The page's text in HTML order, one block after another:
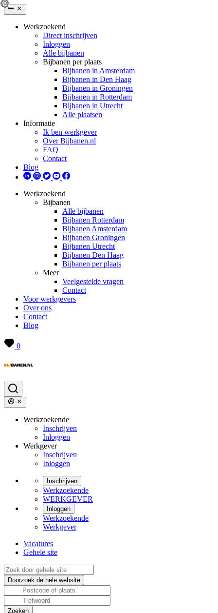
Werkzoekend
Direct inschrijven
Inloggen
Alle bijbanen
Bijbanen per plaats
Bijbanen in Amsterdam
Bijbanen in Den Haag
Bijbanen in Groningen
Bijbanen in Rotterdam
Bijbanen in Utrecht
Alle plaatsen
Informatie
Ik ben werkgever
Over Bijbanen.nl
FAQ
Contact
Blog
Werkzoekend
Bijbanen
Alle bijbanen
Bijbanen Rotterdam
Bijbanen Amsterdam
Bijbanen Groningen
Bijbanen Utrecht
Bijbanen Den Haag
Bijbanen per plaats
Meer
Veelgestelde vragen
Contact
Voor werkgevers
Over ons
Contact
Blog
0
Werkzoekende
Inschrijven
Inloggen
Werkgever
Inschrijven
Inloggen
Inschrijven
Werkzoekende
WERKGEVER
Inloggen
Werkzoekende
Werkgever
Vacatures
Gehele site